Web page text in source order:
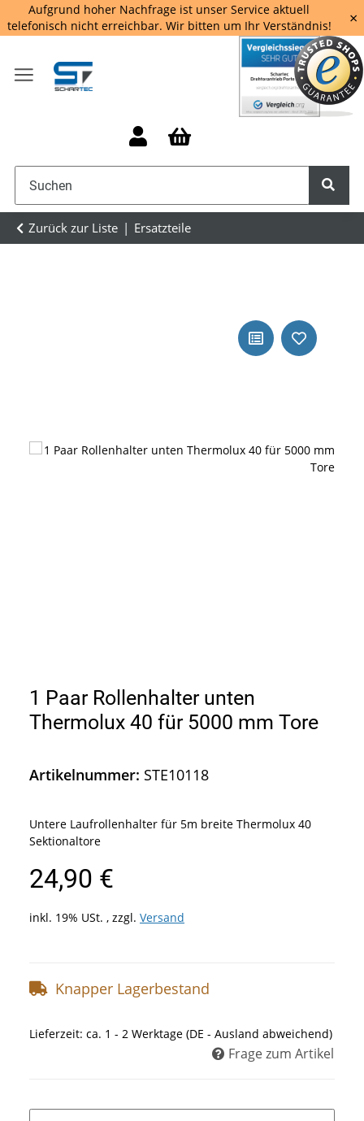
Aufgrund hoher Nachfrage ist unser Service aktuell
telefonisch nicht erreichbar. Wir bitten um Ihr Verständnis!
×
Zurück zur Liste Ersatzteile
1 Paar Rollenhalter unten
Thermolux 40 für 5000 mm Tore
Artikelnummer: STE10118
Untere Laufrollenhalter für 5m breite Thermolux 40
Sektionaltore
24,90 €
inkl. 19% USt. , zzgl. Versand
Knapper Lagerbestand
Lieferzeit: ca. 1 - 2 Werktage (DE - Ausland abweichend)
Frage zum Artikel